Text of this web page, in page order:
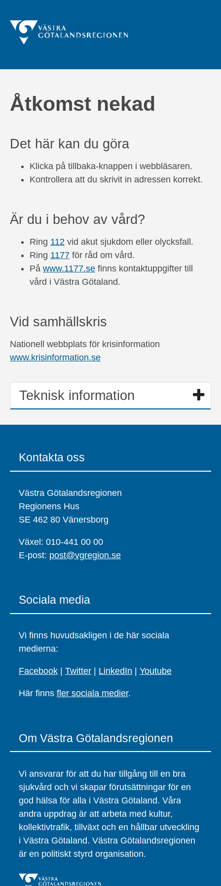
Åtkomst nekad
Det här kan du göra
Klicka på tillbaka-knappen i webbläsaren.
Kontrollera att du skrivit in adressen korrekt.
Är du i behov av vård?
Ring 112 vid akut sjukdom eller olycksfall.
Ring 1177 för råd om vård.
På www.1177.se finns kontaktuppgifter till
vård i Västra Götaland.
Vid samhällskris
Nationell webbplats för krisinformation
www.krisinformation.se
Teknisk information
Kontakta oss
Västra Götalandsregionen
Regionens Hus
SE 462 80 Vänersborg
Växel: 010-441 00 00
E-post: post@vgregion.se
Sociala media
Vi finns huvudsakligen i de här sociala
medierna:
Facebook Twitter LinkedIn Youtube
Här finns fler sociala medier.
Om Västra Götalandsregionen
Vi ansvarar för att du har tillgång till en bra
sjukvård och vi skapar förutsättningar för en
god hälsa för alla i Västra Götaland. Våra
andra uppdrag är att arbeta med kultur,
kollektivtrafik, tillväxt och en hållbar utveckling
i Västra Götaland. Västra Götalandsregionen
är en politiskt styrd organisation.